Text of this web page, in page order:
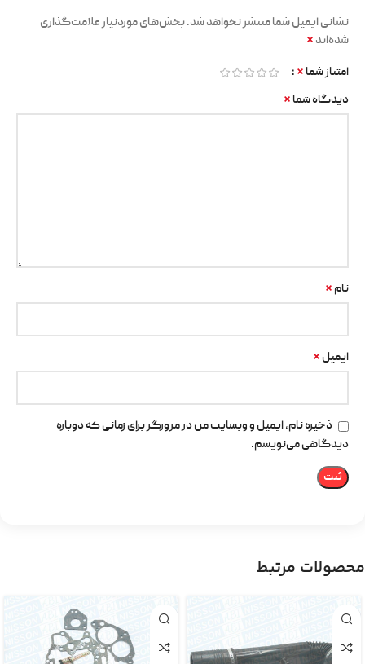
نشانی ایمیل شما منتشر نخواهد شد.بخش‌های موردنیاز علامت‌گذاری
شده‌اند *
امتیاز شما *
دیدگاه شما *
نام *
ایمیل *
ذخیره نام، ایمیل و وبسایت من در مرورگر برای زمانی که دوباره
دیدگاهی می‌نویسم.
محصولات مرتبط